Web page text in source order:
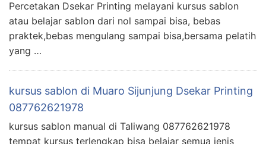
Percetakan Dsekar Printing melayani kursus sablon
atau belajar sablon dari nol sampai bisa, bebas
praktek,bebas mengulang sampai bisa,bersama pelatih
yang …
kursus sablon di Muaro Sijunjung Dsekar Printing
087762621978
kursus sablon manual di Taliwang 087762621978
tempat kursus terlengkap bisa belajar semua jenis